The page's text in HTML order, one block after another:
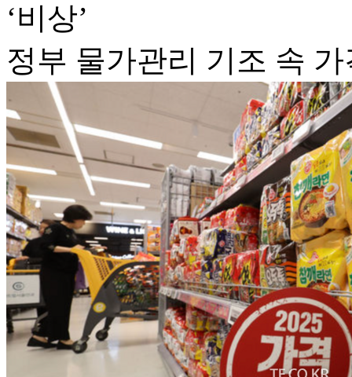
‘비상’
정부 물가관리 기조 속